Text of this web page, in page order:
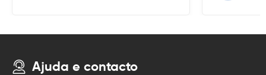
Ajuda e contacto